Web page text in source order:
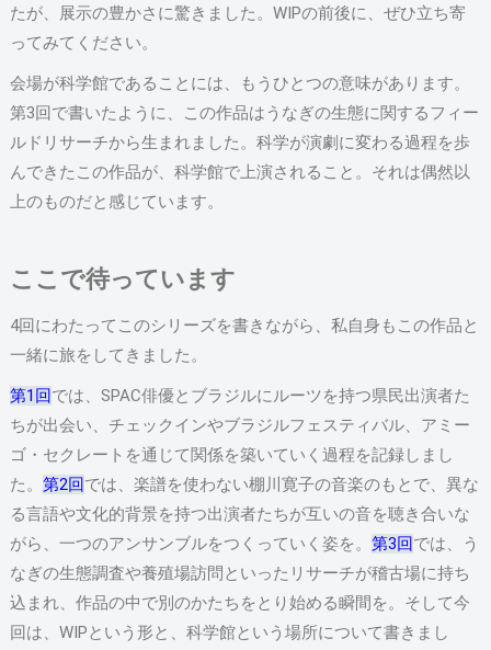
たが、展示の豊かさに驚きました。WIPの前後に、ぜひ立ち寄
ってみてください。
会場が科学館であることには、もうひとつの意味があります。
第3回で書いたように、この作品はうなぎの生態に関するフィー
ルドリサーチから生まれました。科学が演劇に変わる過程を歩
んできたこの作品が、科学館で上演されること。それは偶然以
上のものだと感じています。
ここで待っています
4回にわたってこのシリーズを書きながら、私自身もこの作品と
一緒に旅をしてきました。
第1回では、SPAC俳優とブラジルにルーツを持つ県民出演者た
ちが出会い、チェックインやブラジルフェスティバル、アミー
ゴ・セクレートを通じて関係を築いていく過程を記録しまし
た。 第2回では、楽譜を使わない棚川寛子の音楽のもとで、異な
る言語や文化的背景を持つ出演者たちが互いの音を聴き合いな
がら、一つのアンサンブルをつくっていく姿を。 第3回では、う
なぎの生態調査や養殖場訪問といったリサーチが稽古場に持ち
込まれ、作品の中で別のかたちをとり始める瞬間を。そして今
回は、WIPという形と、科学館という場所について書きまし